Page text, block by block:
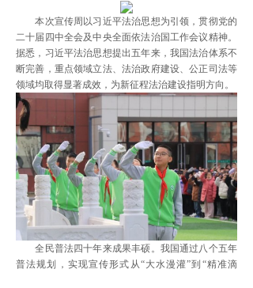
本次宣传周以习近平法治思想为引领，贯彻党的
二十届四中全会及中央全面依法治国工作会议精神。
据悉，习近平法治思想提出五年来，我国法治体系不
断完善，重点领域立法、法治政府建设、公正司法等
领域均取得显著成效，为新征程法治建设指明方向。
全民普法四十年来成果丰硕。我国通过八个五年
普法规划，实现宣传形式从“大水漫灌”到“精准滴